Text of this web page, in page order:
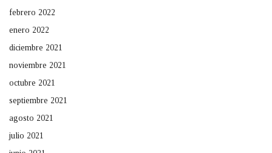
febrero 2022
enero 2022
diciembre 2021
noviembre 2021
octubre 2021
septiembre 2021
agosto 2021
julio 2021